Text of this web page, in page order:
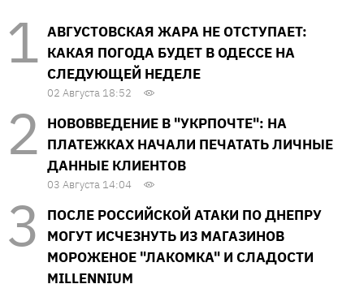
АВГУСТОВСКАЯ ЖАРА НЕ ОТСТУПАЕТ:
КАКАЯ ПОГОДА БУДЕТ В ОДЕССЕ НА
СЛЕДУЮЩЕЙ НЕДЕЛЕ
02 Августа 18:52
НОВОВВЕДЕНИЕ В "УКРПОЧТЕ": НА
ПЛАТЕЖКАХ НАЧАЛИ ПЕЧАТАТЬ ЛИЧНЫЕ
ДАННЫЕ КЛИЕНТОВ
03 Августа 14:04
ПОСЛЕ РОССИЙСКОЙ АТАКИ ПО ДНЕПРУ
МОГУТ ИСЧЕЗНУТЬ ИЗ МАГАЗИНОВ
МОРОЖЕНОЕ "ЛАКОМКА" И СЛАДОСТИ
MILLENNIUM